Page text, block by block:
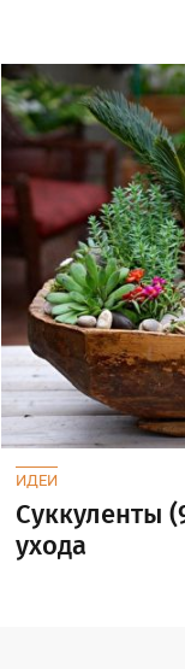
ИДЕИ
Суккуленты
ухода